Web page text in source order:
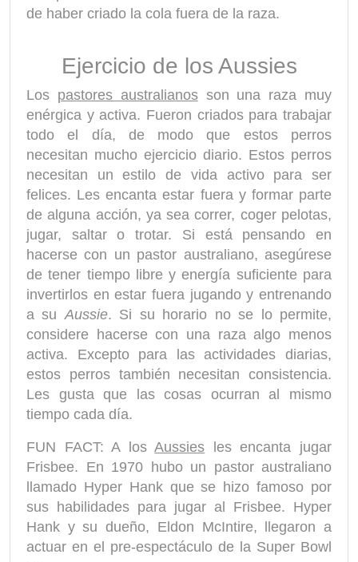
de haber criado la cola fuera de la raza.
Ejercicio de los Aussies
Los pastores australianosson una raza muy
enérgica y activa. Fueron criados para trabajar
todo el día, de modo que estos perros
necesitan mucho ejercicio diario. Estos perros
necesitan un estilo de vida activo para ser
felices. Les encanta estar fuera y formar parte
de alguna acción, ya sea correr, coger pelotas,
jugar, saltar o trotar. Si está pensando en
hacerse con un pastor australiano, asegúrese
de tener tiempo libre y energía suficiente para
invertirlos en estar fuera jugando y entrenando
a su Aussie. Si su horario no se lo permite,
considere hacerse con una raza algo menos
activa. Excepto para las actividades diarias,
estos perros también necesitan consistencia.
Les gusta que las cosas ocurran al mismo
tiempo cada día.
FUN FACT: A losAussies les encanta jugar
Frisbee. En 1970 hubo un pastor australiano
llamado Hyper Hank que se hizo famoso por
sus habilidades para jugar al Frisbee. Hyper
Hank y su dueño, Eldon McIntire, llegaron a
actuar en el pre-espectáculo de la Super Bowl